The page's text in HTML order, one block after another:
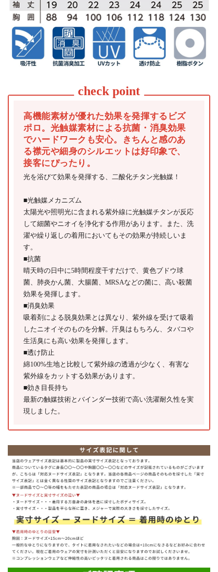
高機能素材が優れた効果を発揮するビズ
ポロ。光触媒素材による抗菌・消臭効果
でハードワークも安心。きちんと感のあ
る襟元や細身のシルエットは好印象で、
接客にぴったり。
光を浴びて効果を発揮する、二酸化チタン光触媒！
■光触媒メカニズム
太陽光や照明光に含まれる紫外線に光触媒チタンが反応
して細菌やニオイを浄化する作用があります。また、洗
濯や繰り返しの着用においてもその効果が持続しいま
す。
■抗菌
晴天時の日中に5時間程度干すだけで、黄色ブドウ球
菌、肺炎かん菌、大腸菌、MRSAなどの菌に、高い殺菌
効果を発揮します。
■消臭効果
吸着剤による脱臭効果とは異なり、紫外線を受けて吸着
したニオイそのものを分解。汗臭はもちろん、タバコや
生活臭にも高い効果を発揮します。
■透け防止
綿100%生地と比較して紫外線の透過が少なく、有害な
紫外線をカットする効果があります。
■効き目長持ち
最新の触媒技術とバインダー技術で高い洗濯耐久性を実
現しました。